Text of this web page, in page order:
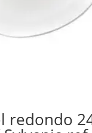
redondo